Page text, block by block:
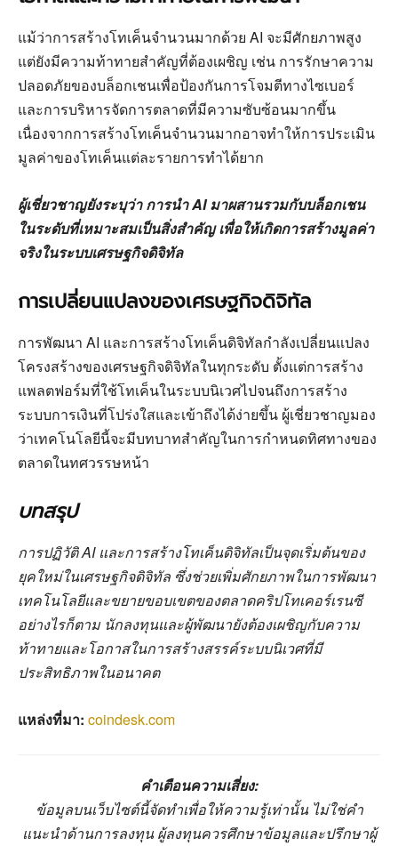
แม้ว่าการสร้างโทเค็นจำนวนมากด้วย AI จะมีศักยภาพสูง
แต่ยังมีความท้าทายสำคัญที่ต้องเผชิญ เช่น การรักษาความ
ปลอดภัยของบล็อกเชนเพื่อป้องกันการโจมตีทางไซเบอร์
และการบริหารจัดการตลาดที่มีความซับซ้อนมากขึ้น
เนื่องจากการสร้างโทเค็นจำนวนมากอาจทำให้การประเมิน
มูลค่าของโทเค็นแต่ละรายการทำได้ยาก
ผู้เชี่ยวชาญยังระบุว่า การนำ AI มาผสานรวมกับบล็อกเชน
ในระดับที่เหมาะสมเป็นสิ่งสำคัญ เพื่อให้เกิดการสร้างมูลค่า
จริงในระบบเศรษฐกิจดิจิทัล
การเปลี่ยนแปลงของเศรษฐกิจดิจิทัล
การพัฒนา AI และการสร้างโทเค็นดิจิทัลกำลังเปลี่ยนแปลง
โครงสร้างของเศรษฐกิจดิจิทัลในทุกระดับ ตั้งแต่การสร้าง
แพลตฟอร์มที่ใช้โทเค็นในระบบนิเวศไปจนถึงการสร้าง
ระบบการเงินที่โปร่งใสและเข้าถึงได้ง่ายขึ้น ผู้เชี่ยวชาญมอง
ว่าเทคโนโลยีนี้จะมีบทบาทสำคัญในการกำหนดทิศทางของ
ตลาดในทศวรรษหน้า
บทสรุป
การปฏิวัติ AI และการสร้างโทเค็นดิจิทัลเป็นจุดเริ่มต้นของ
ยุคใหม่ในเศรษฐกิจดิจิทัล ซึ่งช่วยเพิ่มศักยภาพในการพัฒนา
เทคโนโลยีและขยายขอบเขตของตลาดคริปโทเคอร์เรนซี
อย่างไรก็ตาม นักลงทุนและผู้พัฒนายังต้องเผชิญกับความ
ท้าทายและโอกาสในการสร้างสรรค์ระบบนิเวศที่มี
ประสิทธิภาพในอนาคต
แหล่งที่มา: coindesk.com
คำเตือนความเสี่ยง:
ข้อมูลบนเว็บไซต์นี้จัดทำเพื่อให้ความรู้เท่านั้น ไม่ใช่คำ
แนะนำด้านการลงทุน ผู้ลงทุนควรศึกษาข้อมูลและปรึกษาผู้